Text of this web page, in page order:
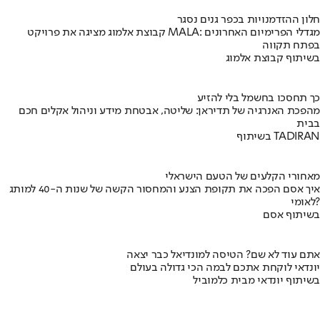
חלון ההזדמנויות בכפר גנים נסגר
קבוצת אלמוג מציגה את פרויקט MALA: מגדלי הפרימיום האחרונים
בפתח תקווה
בשיתוף קבוצת אלמוג
כך תחסכו בחשמל בלי להזיע
מהפכת האנרגיה של תדיראן: שליטה, אבטחת מידע וניהול אקלים חכם
בבית
בשיתוף TADIRAN
מאחורי הקלעים של הטעם הישראלי
איך אסם הפכה את תקופת הצנע והמחסור הקשה של שנות ה-40 למותג
לאומי?
בשיתוף אסם
אתם עוד לא שם? הטיסה למונדיאל כבר יצאה
יונדאי לוקחת אתכם לבמה הכי גדולה בעולם
בשיתוף יונדאי מבית כלמוביל